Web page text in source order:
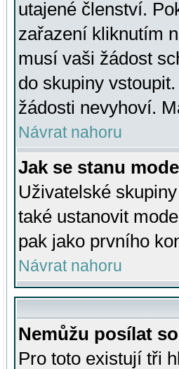
utajené členství.
zařazení kliknutím
musí vaši žádost
do skupiny
žádosti nevyhoví.
Návrat nahoru
Jak se stanu
Uživatelské
také ustanovit
pak jako prvního
Návrat nahoru
Nemůžu posílat
Pro toto existují tři